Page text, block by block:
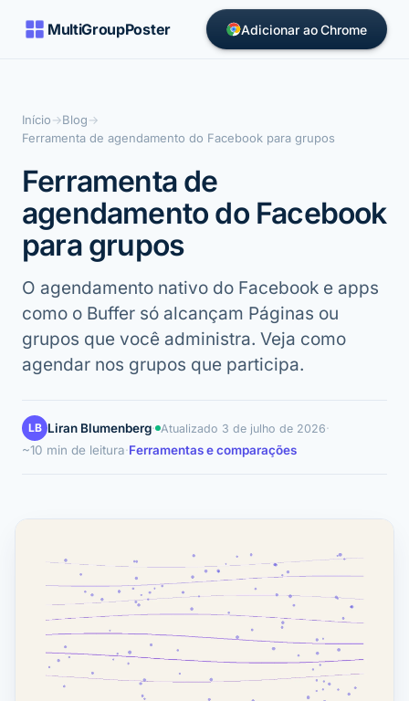
MultiGroupPoster Adicionar ao Chrome
Início→Blog→
Ferramenta de agendamento do Facebook para grupos
Ferramenta de
agendamento do Facebook
para grupos
O agendamento nativo do Facebook e apps
como o Buffer só alcançam Páginas ou
grupos que você administra. Veja como
agendar nos grupos que participa.
LB Liran Blumenberg· Atualizado 3 de julho de 2026·
~10 min de leitura·Ferramentas e comparações